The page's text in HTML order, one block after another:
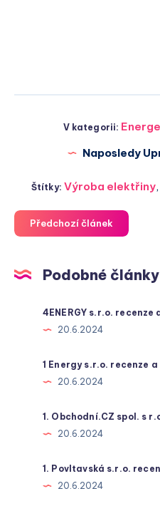
V kategorii:
Naposledy
Štítky:Výroba elektřiny
Předchozí článek
Podobné články
4ENERGY s.r.o. recenze
20.6.2024
1 Energy s.r.o. recenze
20.6.2024
1. Obchodní.CZ spol. s
20.6.2024
1. Povltavská s.r.o.
20.6.2024